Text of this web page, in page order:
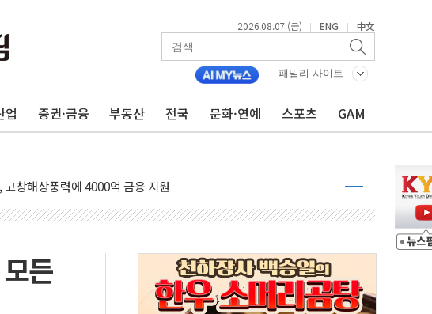
2026.08.07 (금) | ENG | 中文
패밀리 사이트
업 증권·금융 부동산 전국 문화·연예 스포츠 GAM
화정역 인근 도로 4중 추돌…1명 심정지·5명 부상
책임' 임성근 전 사단장 항소심도 징역 3년
이션, 상반기 매출 첫 2000억원 돌파
행, 모두투어 제휴 여행적금 완판
늘 67개 점포 영업 재개...장바구니에 홈플러스 담아달라" 호소
'尹 관저 이전 감사 무마' 유병호 구속 기소
스닥 오전 동반 하락…내린 종목이 두 배 넘어
연일 찜통더위…김성환 기후부 장관 "예측범위 벗어나도 즉시대응"
든